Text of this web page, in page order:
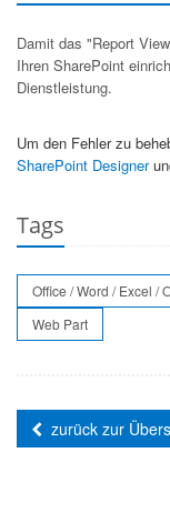
Damit das "Report
Ihren SharePoint
Dienstleistung.
Um den Fehler zu
SharePoint Designer
Tags
Office / Word / Excel /
Web Part
zurück zur